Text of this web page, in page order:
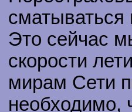
Это сейчас
скорости
мирам Сети
необходимо,